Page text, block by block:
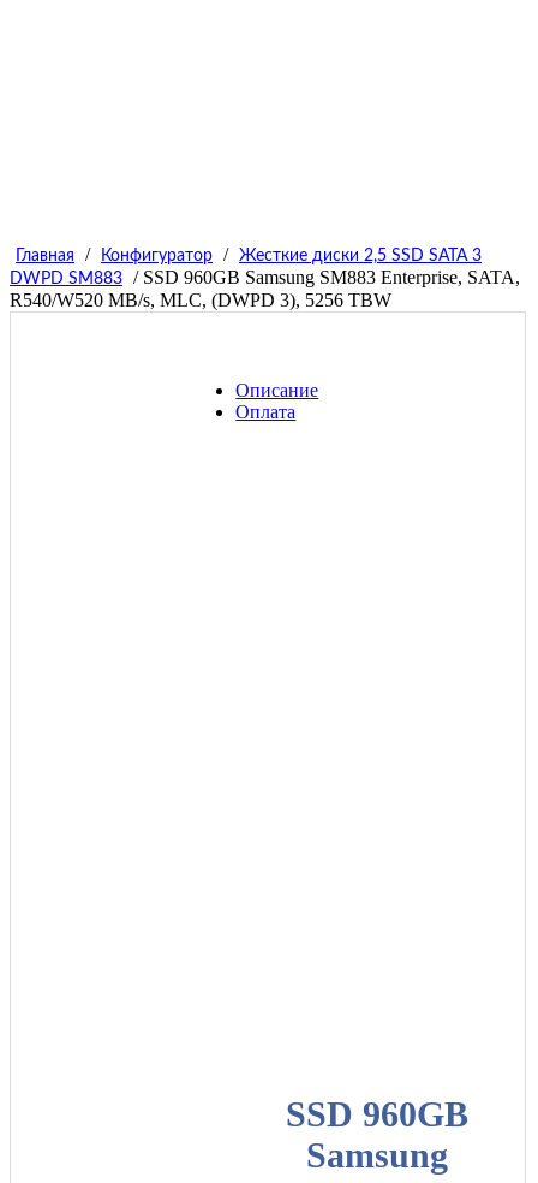
Главная / Конфигуратор /
Жесткие диски 2,5 SSD SATA 3
DWPD SM883
/ SSD 960GB Samsung SM883 Enterprise, SATA,
R540/W520 MB/s, MLC, (DWPD 3), 5256 TBW
SSD 960GB
Samsung
Описание
Оплата